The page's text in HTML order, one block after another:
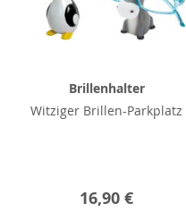
Brillenhalter
Witziger Brillen-Parkplatz
16,90 €